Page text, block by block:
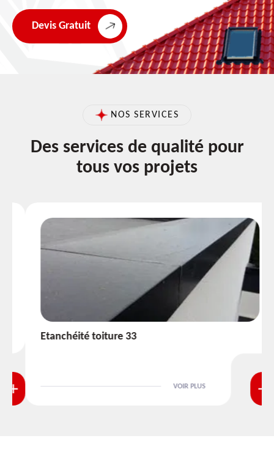
Devis Gratuit
NOS SERVICES
Des services de qualité pour
tous vos projets
Etanchéité toiture 33
VOIR PLUS